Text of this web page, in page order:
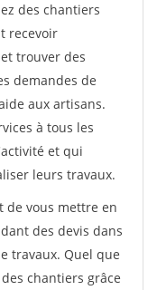
des chantiers
recevoir
trouver des
demandes de
aux artisans.
à tous les
et qui
leurs travaux.
de vous mettre en
des devis dans
travaux. Quel que
chantiers grâce